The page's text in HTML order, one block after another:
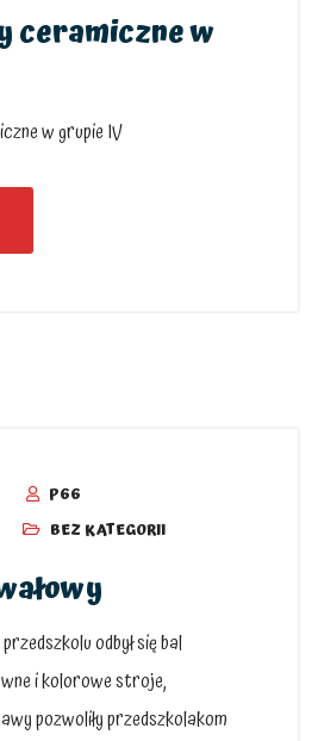
ceramiczne w
w grupie IV
P66
BEZ KATEGORII
odbył się bal
i kolorowe stroje,
pozwoliły przedszkolakom